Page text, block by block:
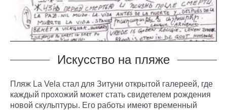
Искусство на пляже
Пляж La Vela стал для Зитуни открытой галереей, где
каждый прохожий может стать свидетелем рождения
новой скульптуры. Его работы имеют временный